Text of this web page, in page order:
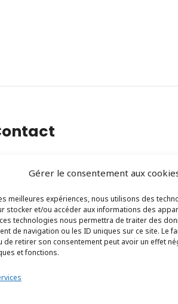
Gérer le consentement aux
meilleures expériences, nous utilisons des
stocker et/ou accéder aux informations des
technologies nous permettra de traiter des
de navigation ou les ID uniques sur ce site. Le
de retirer son consentement peut avoir un effet
et fonctions.
Rue Félix Faure, 94300 Vincennes
com.fr